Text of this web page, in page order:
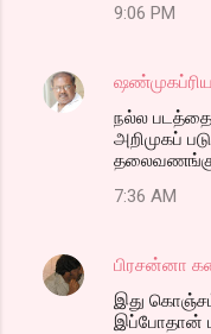
9:06 PM
நல்ல படத்தை
அறிமுகப்
7:36 AM
பிரசன்னா
இது
இப்போதான்